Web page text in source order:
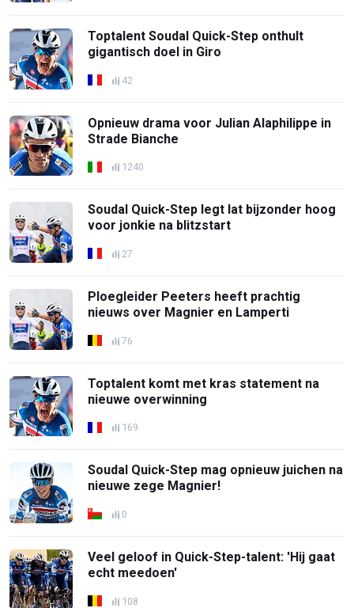
Toptalent Soudal Quick-Step onthult
gigantisch doel in Giro
42
Opnieuw drama voor Julian Alaphilippe in
Strade Bianche
1240
Soudal Quick-Step legt lat bijzonder hoog
voor jonkie na blitzstart
27
Ploegleider Peeters heeft prachtig
nieuws over Magnier en Lamperti
76
Toptalent komt met kras statement na
nieuwe overwinning
169
Soudal Quick-Step mag opnieuw juichen na
nieuwe zege Magnier!
0
Veel geloof in Quick-Step-talent: 'Hij gaat
echt meedoen'
108